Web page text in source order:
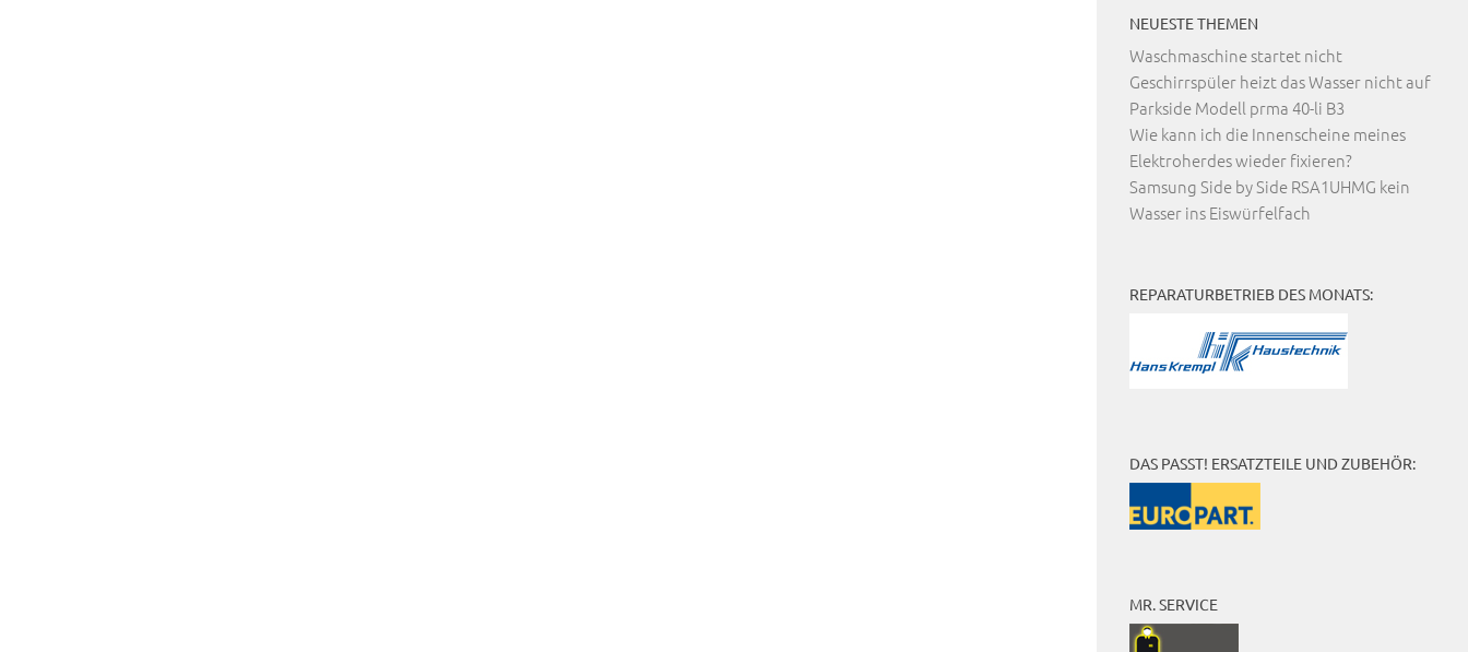
NEUESTE THEMEN
Waschmaschine startet nicht
Geschirrspüler heizt das Wasser nicht auf
Parkside Modell prma 40-li B3
Wie kann ich die Innenscheine meines
Elektroherdes wieder fixieren?
Samsung Side by Side RSA1UHMG kein
Wasser ins Eiswürfelfach
REPARATURBETRIEB DES MONATS:
DAS PASST! ERSATZTEILE UND ZUBEHÖR:
MR. SERVICE